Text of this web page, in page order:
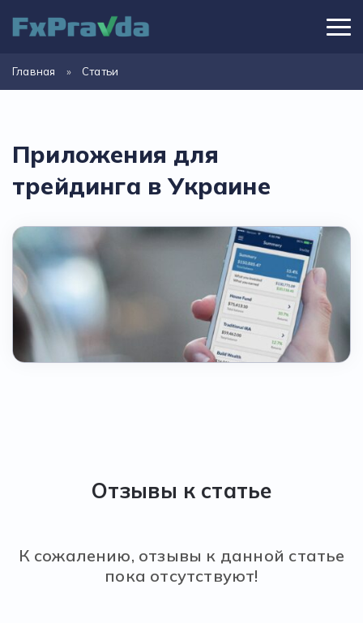
Главная » Статьи
Приложения для
трейдинга в Украине
Отзывы к статье
К сожалению, отзывы к данной статье
пока отсутствуют!